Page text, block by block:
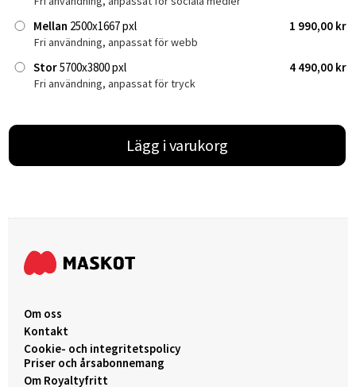
Mellan 2500x1667 pxl 1 990,00 kr
Fri användning, anpassat för webb
Stor5700x3800 pxl 4 490,00 kr
Fri användning, anpassat för tryck
Lägg i varukorg
Om oss
Kontakt
Cookie- och integritetspolicy
Priser och årsabonnemang
Om Royaltyfritt